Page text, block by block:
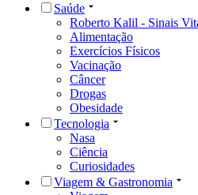
Saúde
Roberto Kalil - Sinais
Alimentação
Exercícios Físicos
Vacinação
Câncer
Drogas
Obesidade
Tecnologia
Nasa
Ciência
Curiosidades
Viagem & Gastronomia